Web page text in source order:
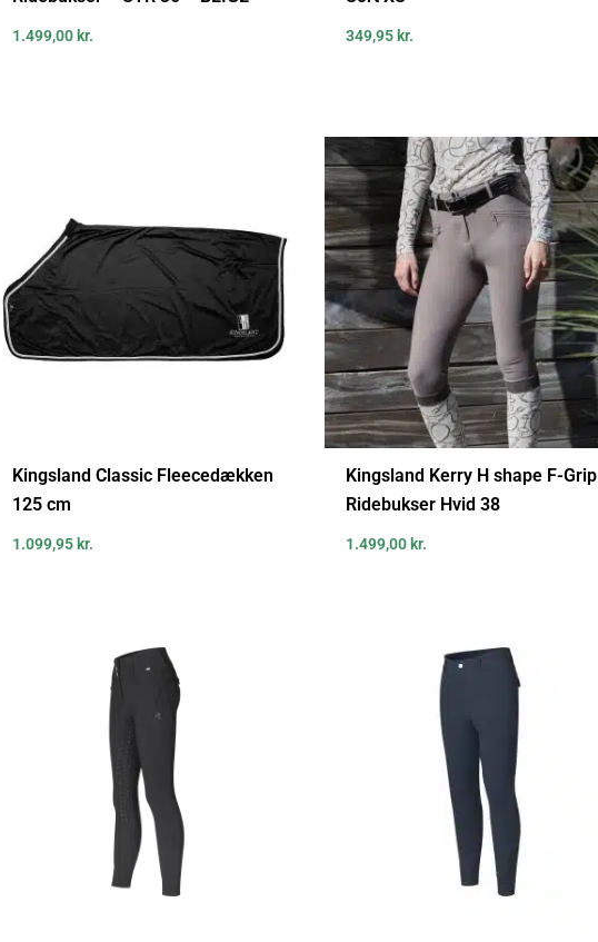
1.499,00 kr. 349,95 kr.
Kingsland Classic Fleecedækken
125 cm
1.099,95 kr.
Kingsland Kerry H shape F-Grip
Ridebukser Hvid 38
1.499,00 kr.